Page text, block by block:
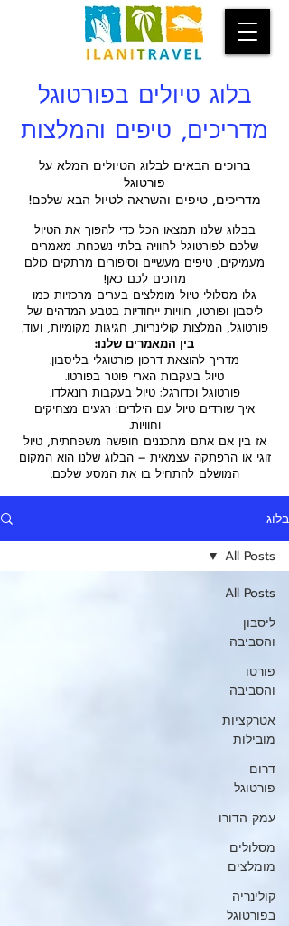
בלוג טיולים בפורטוגל
מדריכים, טיפים והמלצות
ברוכים הבאים לבלוג הטיולים המלא על
פורטוגל
מדריכים, טיפים והשראה לטיול הבא שלכם!
בבלוג שלנו תמצאו הכל כדי להפוך את הטיול
שלכם לפורטוגל לחוויה בלתי נשכחת. מאמרים
מעמיקים, טיפים מעשיים וסיפורים מרתקים כולם
מחכים לכם כאן!
גלו מסלולי טיול מומלצים בערים מרכזיות כמו
ליסבון ופורטו, חוויות ייחודיות בטבע המדהים של
פורטוגל, המלצות קולינריות, חגיגות מקומיות, ועוד.
בין המאמרים שלנו:
מדריך להוצאת דרכון פורטוגלי בליסבון.
טיול בעקבות הארי פוטר בפורטו.
פורטוגל וכדורגל: טיול בעקבות רונאלדו.
איך שורדים טיול עם הילדים: רגעים מצחיקים
וחוויות.
אז בין אם אתם מתכננים חופשה משפחתית, טיול
זוגי או הרפתקה עצמאית – הבלוג שלנו הוא המקום
המושלם להתחיל בו את המסע שלכם.
בלוג
All Posts
ליסבון
והסביבה
פורטו
והסביבה
אטרקציות
מובילות
דרום
פורטוגל
עמק הדורו
מסלולים
מומלצים
קולינריה
בפורטוגל
All Posts